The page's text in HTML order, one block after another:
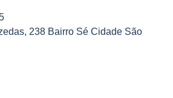
238 Bairro Sé Cidade São